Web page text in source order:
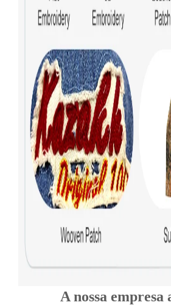
A nossa empresa